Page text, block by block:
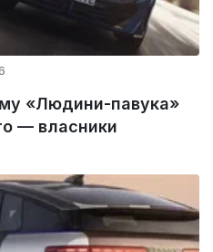
«Людини-павука»
— власники